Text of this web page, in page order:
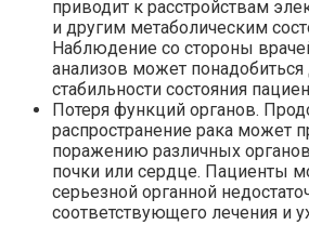
приводит к расстройствам
и другим метаболическим
Наблюдение со стороны
анализов может понадобиться
стабильности состояния
Потеря функций органов.
распространение рака может
поражению различных
почки или сердце. Пациенты
серьезной органной
соответствующего лечения и